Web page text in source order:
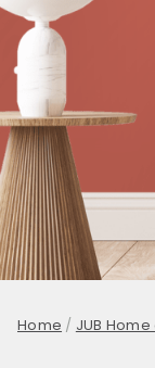
Home / JUB